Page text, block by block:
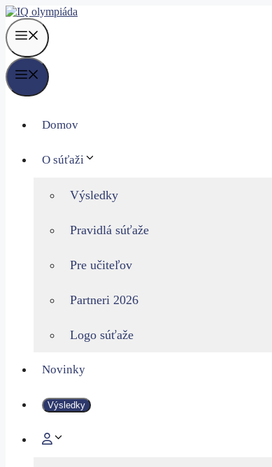
Preskočiť
na
obsah
Menu
Menu
Domov
O súťaži
Výsledky
Pravidlá súťaže
Pre učiteľov
Partneri 2026
Logo súťaže
Novinky
Výsledky